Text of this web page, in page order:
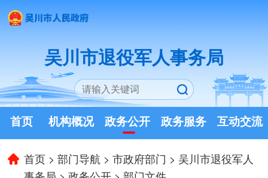
吴川市退役军人事务局
首页 机构概况 政务公开 政务服务 互动交流
首页 >部门导航 >市政府部门 > 吴川市退役军人